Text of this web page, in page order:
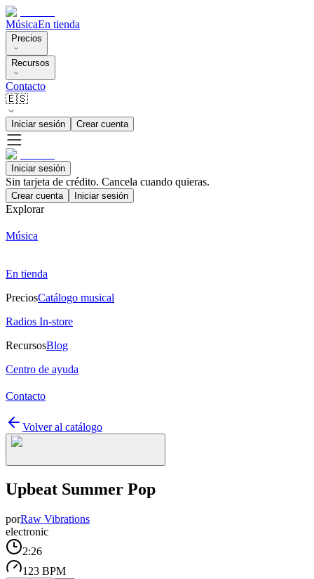
MúsicaEn tienda
Precios
Recursos
Contacto
🇪🇸
Iniciar sesión Crear cuenta
Iniciar sesión
Sin tarjeta de crédito. Cancela cuando quieras.
Crear cuenta Iniciar sesión
Explorar
Música
En tienda
PreciosCatálogo musical
Radios In-store
RecursosBlog
Centro de ayuda
Contacto
Volver al catálogo
Upbeat Summer Pop
porRaw Vibrations
electronic
2:26
123 BPM